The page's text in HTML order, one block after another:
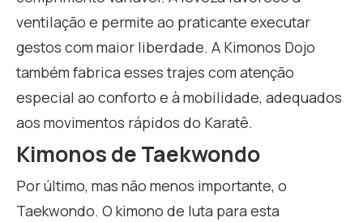
ventilação e permite ao praticante executar
gestos com maior liberdade. A Kimonos Dojo
também fabrica esses trajes com atenção
especial ao conforto e à mobilidade, adequados
aos movimentos rápidos do Karatê.
Kimonos de Taekwondo
Por último, mas não menos importante, o
Taekwondo. O kimono de luta para esta